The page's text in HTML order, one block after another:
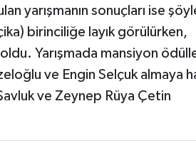
yarışmanın sonuçları ise
birinciliğe layık görülürken,
Yarışmada mansiyon
ve Engin Selçuk almaya
ve Zeynep Rüya Çetin